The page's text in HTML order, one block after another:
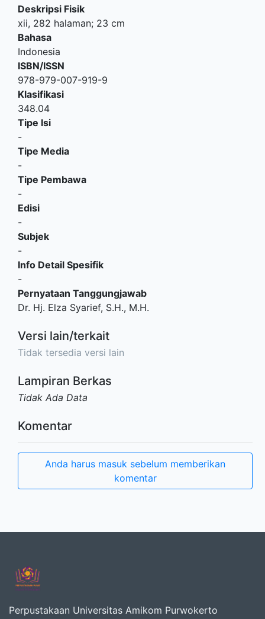
Deskripsi Fisik
xii, 282 halaman; 23 cm
Bahasa
Indonesia
ISBN/ISSN
978-979-007-919-9
Klasifikasi
348.04
Tipe Isi
-
Tipe Media
-
Tipe Pembawa
-
Edisi
-
Subjek
-
Info Detail Spesifik
-
Pernyataan Tanggungjawab
Dr. Hj. Elza Syarief, S.H., M.H.
Versi lain/terkait
Tidak tersedia versi lain
Lampiran Berkas
Tidak Ada Data
Komentar
Anda harus masuk sebelum memberikan
komentar
Perpustakaan Universitas Amikom Purwokerto